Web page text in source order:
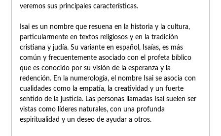
veremos sus principales características.
Isai es un nombre que resuena en la historia y la cultura,
particularmente en textos religiosos y en la tradición
cristiana y judía. Su variante en español, Isaías, es más
común y frecuentemente asociado con el profeta bíblico
que es conocido por su visión de la esperanza y la
redención. En la numerología, el nombre Isai se asocia con
cualidades como la empatía, la creatividad y un fuerte
sentido de la justicia. Las personas llamadas Isai suelen ser
vistas como líderes naturales, con una profunda
espiritualidad y un deseo de ayudar a otros.